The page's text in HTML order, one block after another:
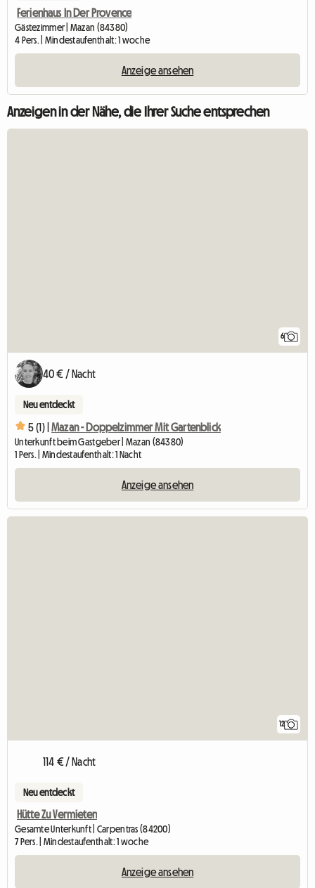
Ferienhaus In Der Provence
Gästezimmer | Mazan (84380)
4 Pers. | Mindestaufenthalt: 1 woche
Anzeige ansehen
Anzeigen in der Nähe, die Ihrer Suche entsprechen
6
40 € / Nacht
Neu entdeckt
5 (1) | Mazan - Doppelzimmer Mit Gartenblick
Unterkunft beim Gastgeber | Mazan (84380)
1 Pers. | Mindestaufenthalt: 1 Nacht
Anzeige ansehen
12
114 € / Nacht
Neu entdeckt
Hütte Zu Vermieten
Gesamte Unterkunft | Carpentras (84200)
7 Pers. | Mindestaufenthalt: 1 woche
Anzeige ansehen